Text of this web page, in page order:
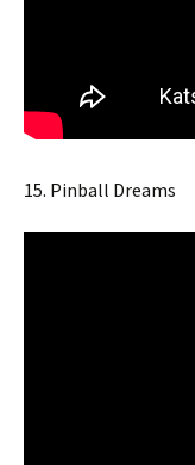
15. Pinball Dreams